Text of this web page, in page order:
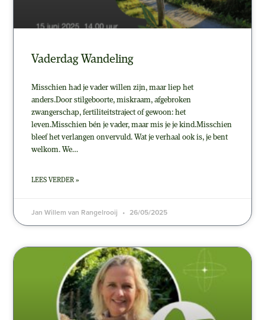
Vaderdag Wandeling
Misschien had je vader willen zijn, maar liep het
anders.Door stilgeboorte, miskraam, afgebroken
zwangerschap, fertiliteitstraject of gewoon: het
leven.Misschien bén je vader, maar mis je je kind.Misschien
bleef het verlangen onvervuld. Wat je verhaal ook is, je bent
welkom. We…
LEES VERDER »
Jan Willem van Rangelrooij 26/05/2025